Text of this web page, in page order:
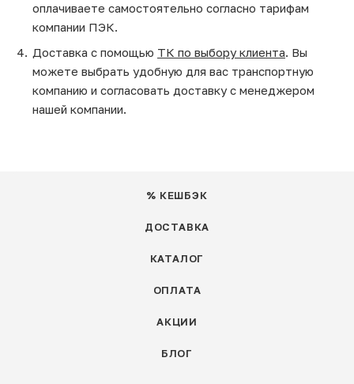
оплачиваете самостоятельно согласно тарифам
компании ПЭК.
Доставка с помощью ТК по выбору клиента. Вы
можете выбрать удобную для вас транспортную
компанию и согласовать доставку с менеджером
нашей компании.
% КЕШБЭК
ДОСТАВКА
КАТАЛОГ
ОПЛАТА
АКЦИИ
БЛОГ